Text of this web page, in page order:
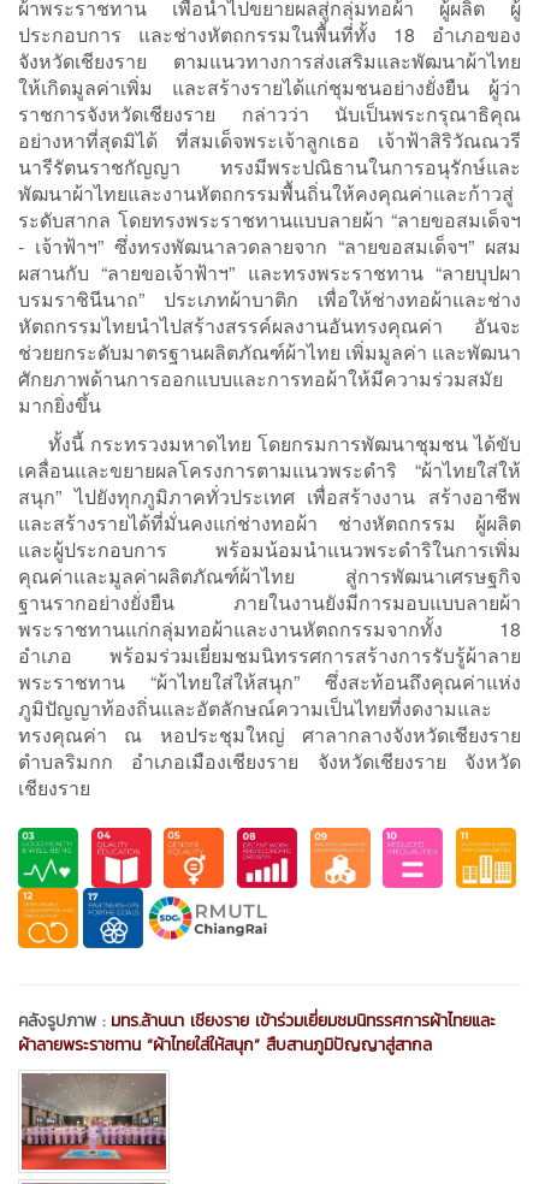
ผ้าพระราชทาน เพื่อนำไปขยายผลสู่กลุ่มทอผ้า ผู้ผลิต ผู้
ประกอบการ และช่างหัตถกรรมในพื้นที่ทั้ง 18 อำเภอของ
จังหวัดเชียงราย ตามแนวทางการส่งเสริมและพัฒนาผ้าไทย
ให้เกิดมูลค่าเพิ่ม และสร้างรายได้แก่ชุมชนอย่างยั่งยืน ผู้ว่า
ราชการจังหวัดเชียงราย กล่าวว่า นับเป็นพระกรุณาธิคุณ
อย่างหาที่สุดมิได้ ที่สมเด็จพระเจ้าลูกเธอ เจ้าฟ้าสิริวัณณวรี
นารีรัตนราชกัญญา ทรงมีพระปณิธานในการอนุรักษ์และ
พัฒนาผ้าไทยและงานหัตถกรรมพื้นถิ่นให้คงคุณค่าและก้าวสู่
ระดับสากล โดยทรงพระราชทานแบบลายผ้า “ลายขอสมเด็จฯ
- เจ้าฟ้าฯ” ซึ่งทรงพัฒนาลวดลายจาก “ลายขอสมเด็จฯ” ผสม
ผสานกับ “ลายขอเจ้าฟ้าฯ” และทรงพระราชทาน “ลายบุปผา
บรมราชินีนาถ” ประเภทผ้าบาติก เพื่อให้ช่างทอผ้าและช่าง
หัตถกรรมไทยนำไปสร้างสรรค์ผลงานอันทรงคุณค่า อันจะ
ช่วยยกระดับมาตรฐานผลิตภัณฑ์ผ้าไทย เพิ่มมูลค่า และพัฒนา
ศักยภาพด้านการออกแบบและการทอผ้าให้มีความร่วมสมัย
มากยิ่งขึ้น
ทั้งนี้ กระทรวงมหาดไทย โดยกรมการพัฒนาชุมชน ได้ขับ
เคลื่อนและขยายผลโครงการตามแนวพระดำริ “ผ้าไทยใส่ให้
สนุก” ไปยังทุกภูมิภาคทั่วประเทศ เพื่อสร้างงาน สร้างอาชีพ
และสร้างรายได้ที่มั่นคงแก่ช่างทอผ้า ช่างหัตถกรรม ผู้ผลิต
และผู้ประกอบการ พร้อมน้อมนำแนวพระดำริในการเพิ่ม
คุณค่าและมูลค่าผลิตภัณฑ์ผ้าไทย สู่การพัฒนาเศรษฐกิจ
ฐานรากอย่างยั่งยืน ภายในงานยังมีการมอบแบบลายผ้า
พระราชทานแก่กลุ่มทอผ้าและงานหัตถกรรมจากทั้ง 18
อำเภอ พร้อมร่วมเยี่ยมชมนิทรรศการสร้างการรับรู้ผ้าลาย
พระราชทาน “ผ้าไทยใส่ให้สนุก” ซึ่งสะท้อนถึงคุณค่าแห่ง
ภูมิปัญญาท้องถิ่นและอัตลักษณ์ความเป็นไทยที่งดงามและ
ทรงคุณค่า ณ หอประชุมใหญ่ ศาลากลางจังหวัดเชียงราย
ตำบลริมกก อำเภอเมืองเชียงราย จังหวัดเชียงราย จังหวัด
เชียงราย
คลังรูปภาพ : มทร.ล้านนา เชียงราย เข้าร่วมเยี่ยมชมนิทรรศการผ้าไทยและ
ผ้าลายพระราชทาน “ผ้าไทยใส่ให้สนุก” สืบสานภูมิปัญญาสู่สากล